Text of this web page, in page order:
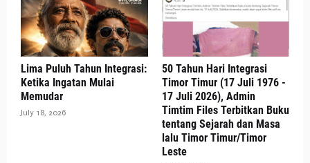
Lima Puluh Tahun Integrasi:
Ketika Ingatan Mulai
Memudar
July 18, 2026
50 Tahun Hari Integrasi
Timor Timur (17 Juli 1976 -
17 Juli 2026), Admin
Timtim Files Terbitkan Buku
tentang Sejarah dan Masa
lalu Timor Timur/Timor
Leste